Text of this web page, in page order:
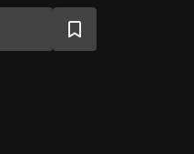
준혁의 과외선생 정음과 줄리
골에서 세경과 신애 자매가 상
, 가족들의 평범한 삶에 잔잔한